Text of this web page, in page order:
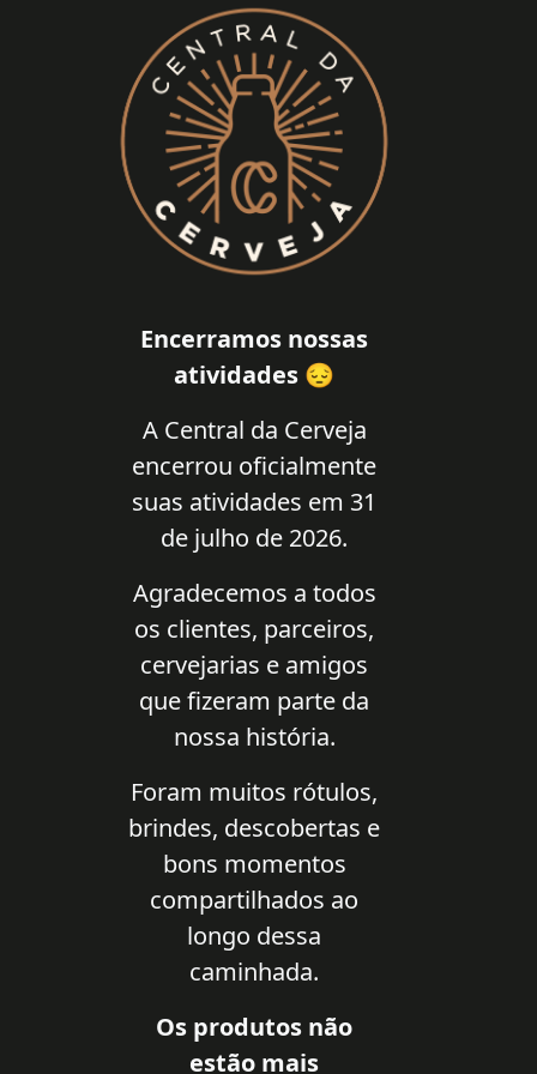
Encerramos nossas
atividades 😔
A Central da Cerveja
encerrou oficialmente
suas atividades em 31
de julho de 2026.
Agradecemos a todos
os clientes, parceiros,
cervejarias e amigos
que fizeram parte da
nossa história.
Foram muitos rótulos,
brindes, descobertas e
bons momentos
compartilhados ao
longo dessa
caminhada.
Os produtos não
estão mais